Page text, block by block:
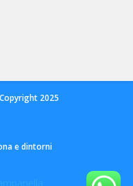
2025
e dintorni